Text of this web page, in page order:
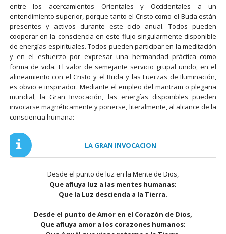
entre los acercamientos Orientales y Occidentales a un
entendimiento superior, porque tanto el Cristo como el Buda están
presentes y activos durante este ciclo anual. Todos pueden
cooperar en la consciencia en este flujo singularmente disponible
de energías espirituales. Todos pueden participar en la meditación
y en el esfuerzo por expresar una hermandad práctica como
forma de vida. El valor de semejante servicio grupal unido, en el
alineamiento con el Cristo y el Buda y las Fuerzas de Iluminación,
es obvio e inspirador. Mediante el empleo del mantram o plegaria
mundial, la Gran Invocación, las energías disponibles pueden
invocarse magnéticamente y ponerse, literalmente, al alcance de la
consciencia humana:
LA GRAN INVOCACION
Desde el punto de luz en la Mente de Dios,
Que afluya luz a las mentes humanas;
Que la Luz descienda a la Tierra.
Desde el punto de Amor en el Corazón de Dios,
Que afluya amor a los corazones humanos;